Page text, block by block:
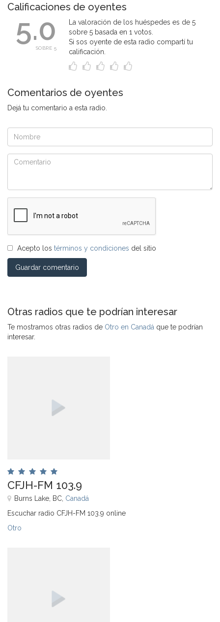
Calificaciones de oyentes
5.0
SOBRE 5
La valoración de los huéspedes es de 5
sobre 5 basada en 1 votos.
Si sos oyente de esta radio compartí tu
calificación.
Comentarios de oyentes
Dejá tu comentario a esta radio.
Acepto los términos y condiciones del sitio
Guardar comentario
Otras radios que te podrían interesar
Te mostramos otras radios de Otro en Canadá que te podrían
interesar.
CFJH-FM 103.9
Burns Lake, BC, Canadá
Escuchar radio CFJH-FM 103.9 online
Otro